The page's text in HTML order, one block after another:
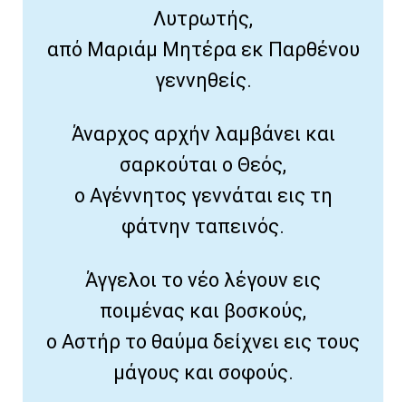
Λυτρωτής,
από Μαριάμ Μητέρα εκ Παρθένου
γεννηθείς.
Άναρχος αρχήν λαμβάνει και
σαρκούται ο Θεός,
ο Αγέννητος γεννάται εις τη
φάτνην ταπεινός.
Άγγελοι το νέο λέγουν εις
ποιμένας και βοσκούς,
ο Αστήρ το θαύμα δείχνει εις τους
μάγους και σοφούς.